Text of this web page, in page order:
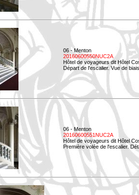
06 - Menton
20160600550NUC2A
Hôtel de voyageurs dit Hôtel
Départ de l'escalier. Vue de
06 - Menton
20160600551NUC2A
Hôtel de voyageurs dit Hôtel
Première volée de l'escalier.